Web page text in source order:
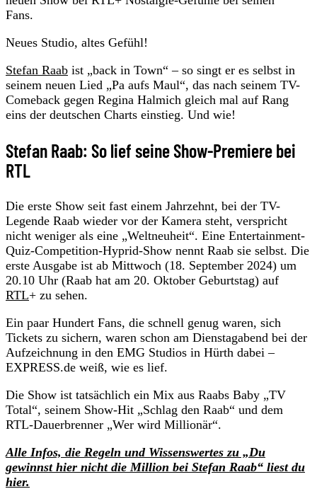
Fans.
Neues Studio, altes Gefühl!
Stefan Raab ist „back in Town“ – so singt er es selbst in
seinem neuen Lied „Pa aufs Maul“, das nach seinem TV-
Comeback gegen Regina Halmich gleich mal auf Rang
eins der deutschen Charts einstieg. Und wie!
Stefan Raab: So lief seine Show-Premiere bei
RTL
Die erste Show seit fast einem Jahrzehnt, bei der TV-
Legende Raab wieder vor der Kamera steht, verspricht
nicht weniger als eine „Weltneuheit“. Eine Entertainment-
Quiz-Competition-Hyprid-Show nennt Raab sie selbst. Die
erste Ausgabe ist ab Mittwoch (18. September 2024) um
20.10 Uhr (Raab hat am 20. Oktober Geburtstag) auf
RTL+ zu sehen.
Ein paar Hundert Fans, die schnell genug waren, sich
Tickets zu sichern, waren schon am Dienstagabend bei der
Aufzeichnung in den EMG Studios in Hürth dabei –
EXPRESS.de weiß, wie es lief.
Die Show ist tatsächlich ein Mix aus Raabs Baby „TV
Total“, seinem Show-Hit „Schlag den Raab“ und dem
RTL-Dauerbrenner „Wer wird Millionär“.
Alle Infos, die Regeln und Wissenswertes zu „Du
gewinnst hier nicht die Million bei Stefan Raab“ liest du
hier.